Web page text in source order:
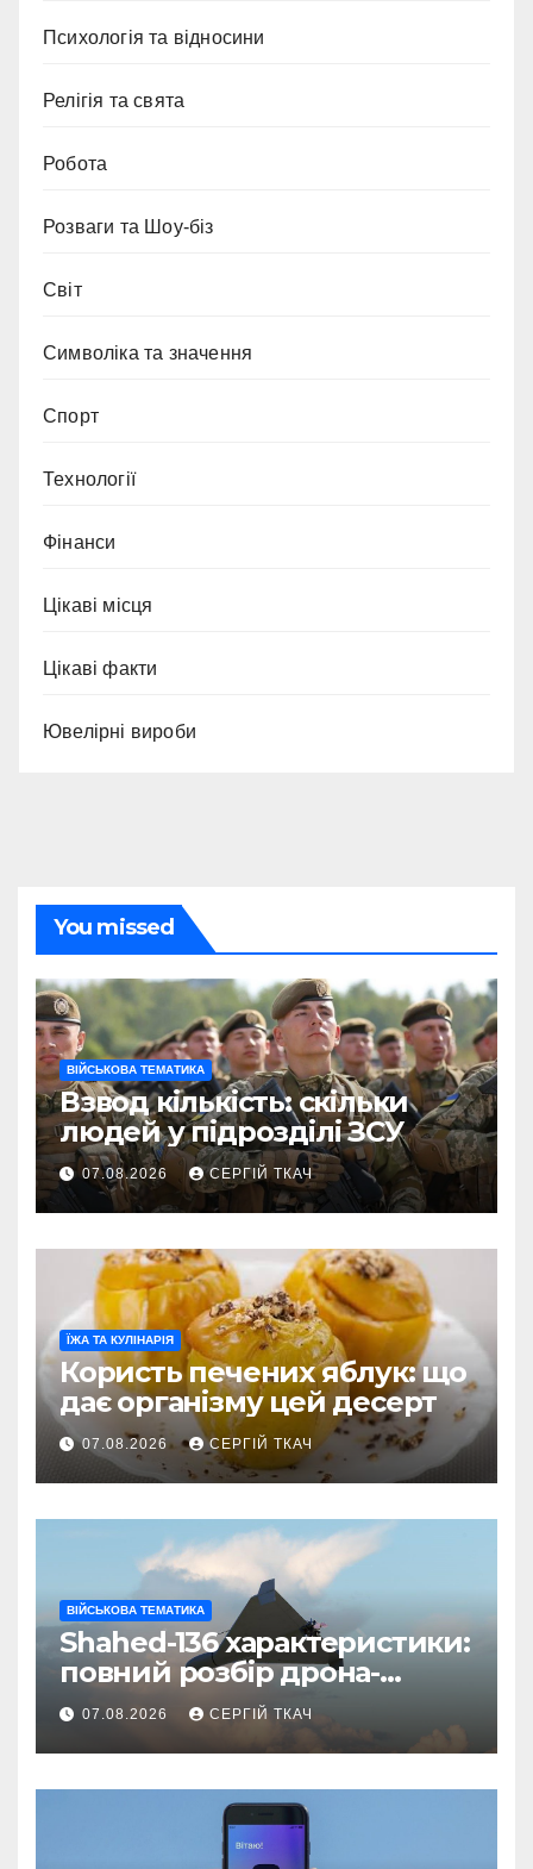
Психологія та відносини
Релігія та свята
Робота
Розваги та Шоу-біз
Світ
Символіка та значення
Спорт
Технології
Фінанси
Цікаві місця
Цікаві факти
Ювелірні вироби
You missed
ВІЙСЬКОВА ТЕМАТИКА
Взвод кількість: скільки
людей у підрозділі ЗСУ
07.08.2026 СЕРГІЙ ТКАЧ
ЇЖА ТА КУЛІНАРІЯ
Користь печених яблук: що
дає організму цей десерт
07.08.2026 СЕРГІЙ ТКАЧ
ВІЙСЬКОВА ТЕМАТИКА
Shahed-136 характеристики:
повний розбір дрона-
камікадзе
07.08.2026 СЕРГІЙ ТКАЧ